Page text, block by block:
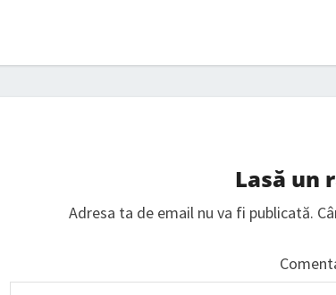
Lasă un
Adresa ta de email nu va fi publicată.